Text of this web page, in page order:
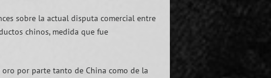
sobre la actual disputa comercial entre
chinos, medida que fue
por parte tanto de China como de la